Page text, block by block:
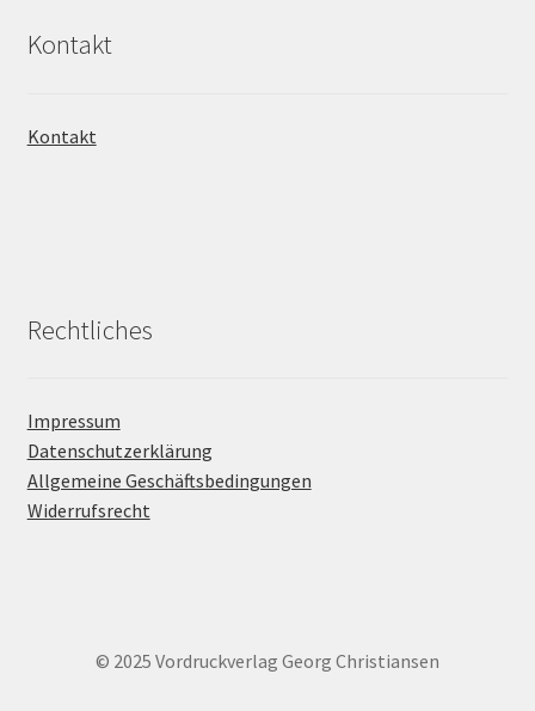
Kontakt
Kontakt
Rechtliches
Impressum
Datenschutzerklärung
Allgemeine Geschäftsbedingungen
Widerrufsrecht
© 2025 Vordruckverlag Georg Christiansen